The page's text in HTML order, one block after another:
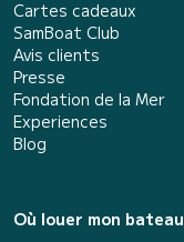
Cartes cadeaux
SamBoat Club
Avis clients
Presse
Fondation de la Mer
Experiences
Blog
Où louer mon bateau